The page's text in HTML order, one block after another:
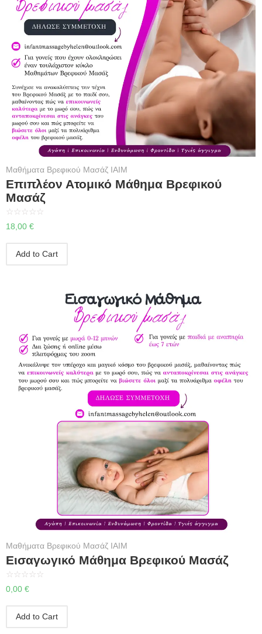
Μαθήματα Βρεφικού Μασάζ IAIM
Επιπλέον Ατομικό Μάθημα Βρεφικού
Μασάζ
☆ ☆ ☆ ☆ ☆
18,00 €
Add to Cart
Μαθήματα Βρεφικού Μασάζ IAIM
Εισαγωγικό Μάθημα Βρεφικού Μασάζ
☆ ☆ ☆ ☆ ☆
0,00 €
Add to Cart